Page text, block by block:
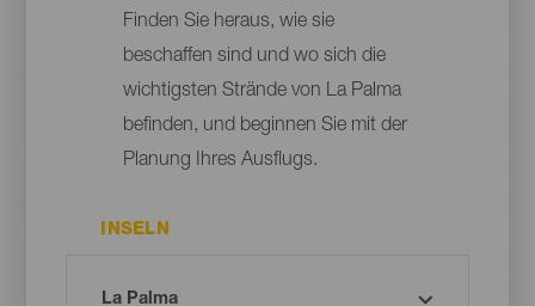
Finden Sie heraus, wie sie
beschaffen sind und wo sich die
wichtigsten Strände von La Palma
befinden, und beginnen Sie mit der
Planung Ihres Ausflugs.
INSELN